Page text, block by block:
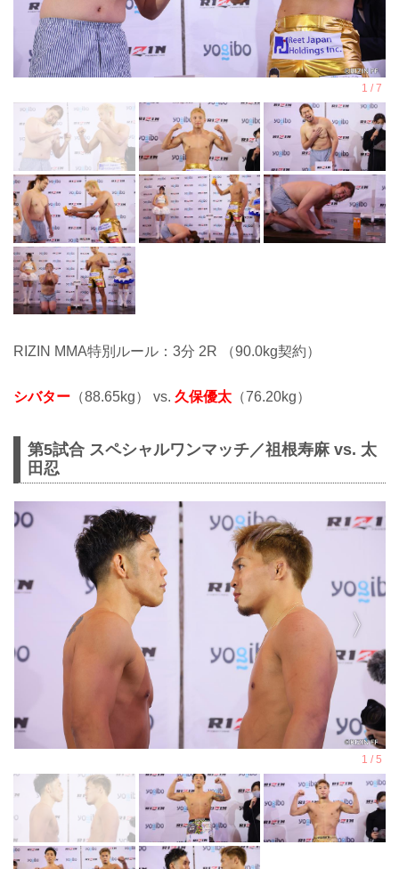
RIZIN MMA特別ルール：3分 2R （90.0kg契約）
シバター （88.65kg） vs. 久保優太 （76.20kg）
第5試合 スペシャルワンマッチ／祖根寿麻 vs. 太
田忍